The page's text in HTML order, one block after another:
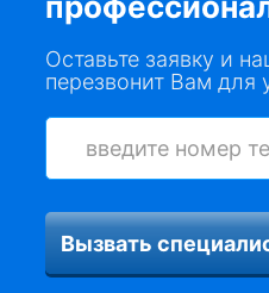
Оставьте заявку и
перезвонит Вам для
Вызвать